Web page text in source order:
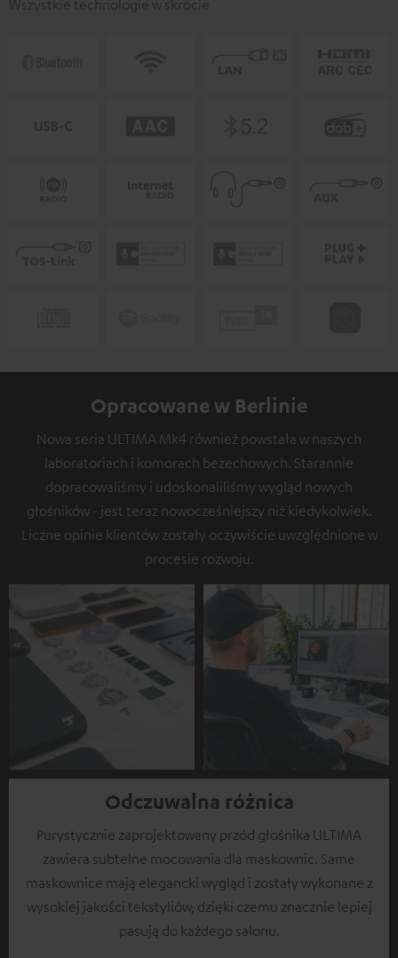
Wszystkie technologie w skrócie
Opracowane w Berlinie
Nowa seria ULTIMA Mk4 również powstała w naszych
laboratoriach i komorach bezechowych. Starannie
dopracowaliśmy i udoskonaliliśmy wygląd nowych
głośników - jest teraz nowocześniejszy niż kiedykolwiek.
Liczne opinie klientów zostały oczywiście uwzględnione w
procesie rozwoju.
Odczuwalna różnica
Purystycznie zaprojektowany przód głośnika ULTIMA
zawiera subtelne mocowania dla maskownic. Same
maskownice mają elegancki wygląd i zostały wykonane z
wysokiej jakości tekstyliów, dzięki czemu znacznie lepiej
pasują do każdego salonu.